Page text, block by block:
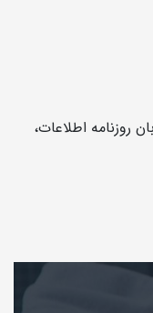
روزنامه اطلاعات،